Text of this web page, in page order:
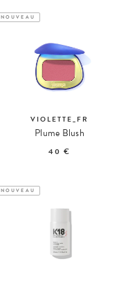
NOUVEAU
VIOLETTE_FR
Plume Blush
40 €
NOUVEAU